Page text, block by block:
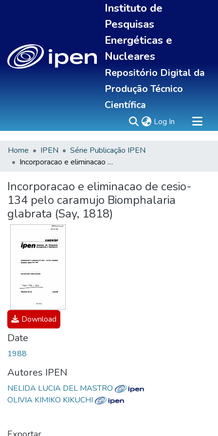
Instituto de
Pesquisas
Energéticas e
Nucleares
Repositório Digital da
Produção Técnico
Científica
Log In (current)
Sobre
All of DSpace
Statistics
Home IPEN
Série Publicação IPEN
Incorporacao e eliminacao de cesio-134 pelo caramujo Biomphalaria glabrata (Say, 1818)
Incorporacao e eliminacao de cesio-
134 pelo caramujo Biomphalaria
glabrata (Say, 1818)
Download
Date
1988
Autores IPEN
NELIDA LUCIA DEL MASTRO
OLIVIA KIMIKO KIKUCHI